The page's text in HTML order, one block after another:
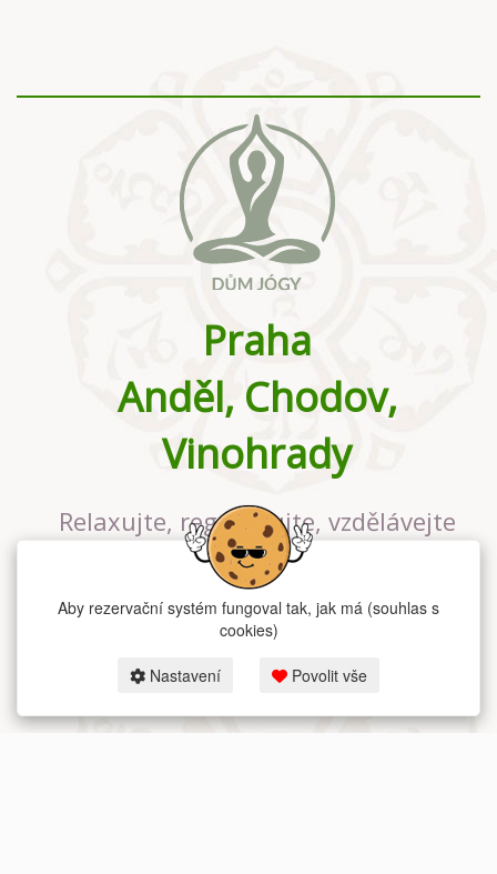
Praha
Anděl, Chodov,
Vinohrady
Relaxujte, regenerujte, vzdělávejte
se v největším jógovém studiu v
Praze
Aby rezervační systém fungoval tak, jak má (souhlas s
cookies)
Nastavení Povolit vše